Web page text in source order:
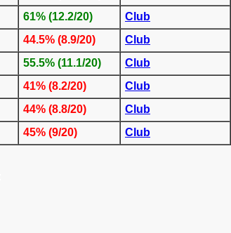
61% (12.2/20)
Club
44.5% (8.9/20)
Club
55.5% (11.1/20)
Club
41% (8.2/20)
Club
44% (8.8/20)
Club
45% (9/20) Club